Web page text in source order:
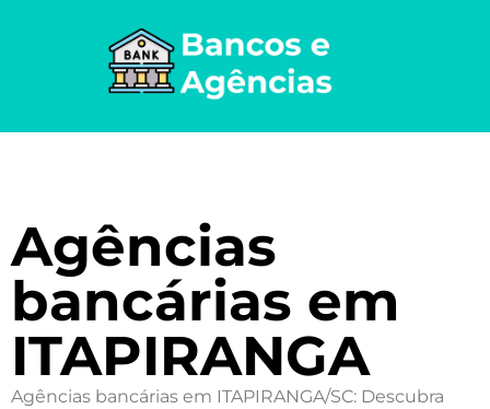
Agências
bancárias em
ITAPIRANGA
Agências bancárias em ITAPIRANGA/SC: Descubra